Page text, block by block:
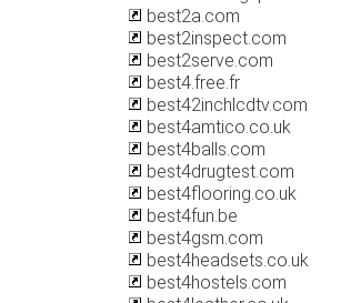
best2a.com
best2inspect.com
best2serve.com
best4.free.fr
best42inchlcdtv.com
best4amtico.co.uk
best4balls.com
best4drugtest.com
best4flooring.co.uk
best4fun.be
best4gsm.com
best4headsets.co.uk
best4hostels.com